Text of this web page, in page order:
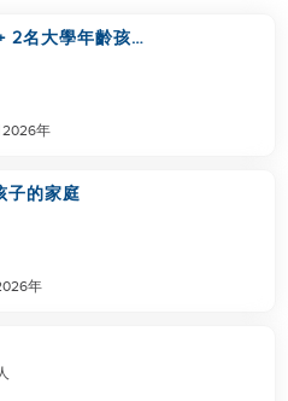
2名大學年齡孩子
2026年
子的家庭
年